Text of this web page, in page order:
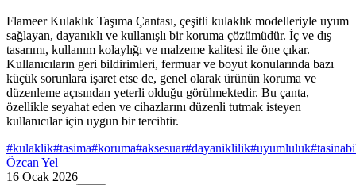
Flameer Kulaklık Taşıma Çantası, çeşitli kulaklık modelleriyle uyum
sağlayan, dayanıklı ve kullanışlı bir koruma çözümüdür. İç ve dış
tasarımı, kullanım kolaylığı ve malzeme kalitesi ile öne çıkar.
Kullanıcıların geri bildirimleri, fermuar ve boyut konularında bazı
küçük sorunlara işaret etse de, genel olarak ürünün koruma ve
düzenleme açısından yeterli olduğu görülmektedir. Bu çanta,
özellikle seyahat eden ve cihazlarını düzenli tutmak isteyen
kullanıcılar için uygun bir tercihtir.
#kulaklik#tasima#koruma#aksesuar#dayaniklilik#uyumluluk#
Özcan Yel
16 Ocak 2026